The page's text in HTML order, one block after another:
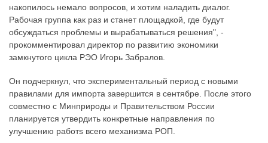
накопилось немало вопросов, и хотим наладить диалог.
Рабочая группа как раз и станет площадкой, где будут
обсуждаться проблемы и вырабатываться решения", -
прокомментировал директор по развитию экономики
замкнутого цикла РЭО Игорь Забралов.
Он подчеркнул, что экспериментальный период с новыми
правилами для импорта завершится в сентябре. После этого
совместно с Минприроды и Правительством России
планируется утвердить конкретные направления по
улучшению работs всего механизма РОП.